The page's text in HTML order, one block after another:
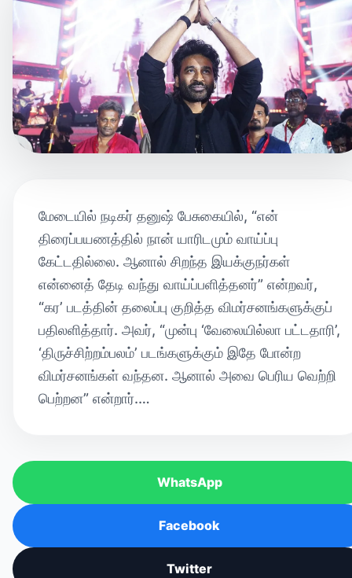
மேடையில் நடிகர் தனுஷ் பேசுகையில், “என்
திரைப்பயணத்தில் நான் யாரிடமும் வாய்ப்பு
கேட்டதில்லை. ஆனால் சிறந்த இயக்குநர்கள்
என்னைத் தேடி வந்து வாய்ப்பளித்தனர்” என்றவர்,
“கர’ படத்தின் தலைப்பு குறித்த விமர்சனங்களுக்குப்
பதிலளித்தார். அவர், “முன்பு ‘வேலையில்லா பட்டதாரி’,
‘திருச்சிற்றம்பலம்’ படங்களுக்கும் இதே போன்ற
விமர்சனங்கள் வந்தன. ஆனால் அவை பெரிய வெற்றி
பெற்றன” என்றார்.…
WhatsApp
Facebook
Twitter